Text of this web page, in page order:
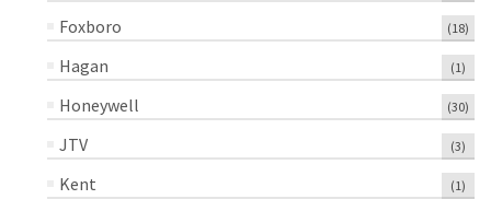
Foxboro (18)
Hagan (1)
Honeywell (30)
JTV (3)
Kent (1)